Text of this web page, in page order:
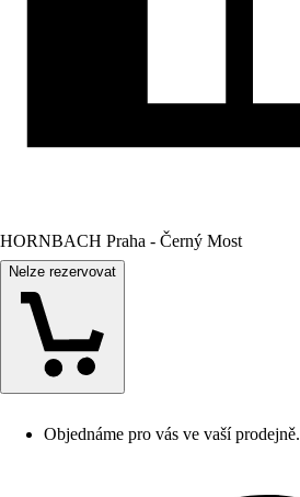
HORNBACH Praha - Černý Most
Nelze rezervovat
Objednáme pro vás ve vaší prodejně.